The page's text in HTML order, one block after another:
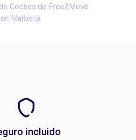
Coches de Free2Move...
Marbella
incluido